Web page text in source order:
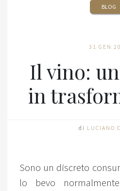
BLOG
31 GEN
Il vino:
in
di LUCIANO
Sono un discreto
lo bevo